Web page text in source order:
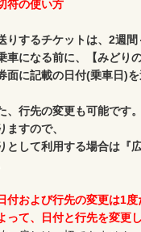
符の使い方
りするチケットは、2週
車になる前に、【みどり
面に記載の日付(乗車日)を
、行先の変更も可能です
ますので、
として利用する場合は『
付および行先の変更は1度
って、日付と行先を変更